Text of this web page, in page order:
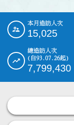
::: 本月造訪人次
15,025
總造訪人次
(自93.07.26起)
7,799,430